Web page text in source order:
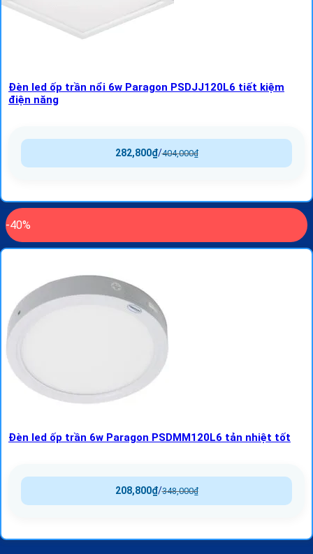
Đèn led ốp trần nổi 6w Paragon PSDJJ120L6 tiết kiệm
điện năng
404,000₫
/
282,800₫
-40%
Đèn led ốp trần 6w Paragon PSDMM120L6 tản nhiệt tốt
348,000₫
/
208,800₫